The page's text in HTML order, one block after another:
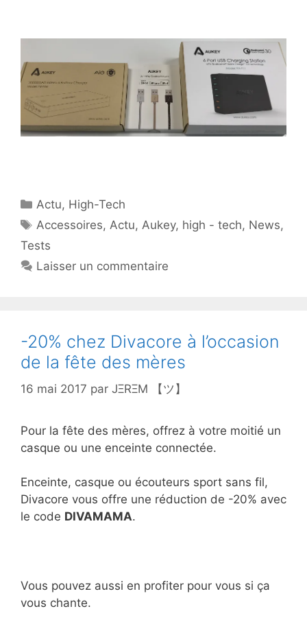
Catégories
Actu, High-Tech
Étiquettes
Accessoires,Actu,Aukey, high - tech, News,
Tests
Laisser un commentaire
-20% chez Divacore à l’occasion
de la fête des mères
16 mai 2017 par JΞRΞM 【ツ】
Pour la fête des mères, offrez à votre moitié un
casque ou une enceinte connectée.
Enceinte, casque ou écouteurs sport sans fil,
Divacore vous offre une réduction de -20% avec
le code DIVAMAMA.
Vous pouvez aussi en profiter pour vous si ça
vous chante.